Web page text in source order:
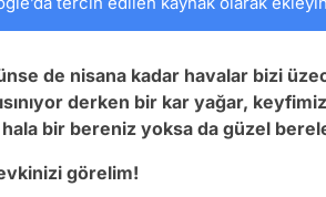
de nisana kadar havalar bizi
derken bir kar yağar, keyfimiz
bir bereniz yoksa da güzel
görelim!